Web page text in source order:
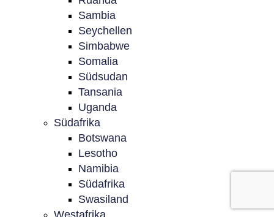
Sambia
Seychellen
Simbabwe
Somalia
Südsudan
Tansania
Uganda
Südafrika
Botswana
Lesotho
Namibia
Südafrika
Swasiland